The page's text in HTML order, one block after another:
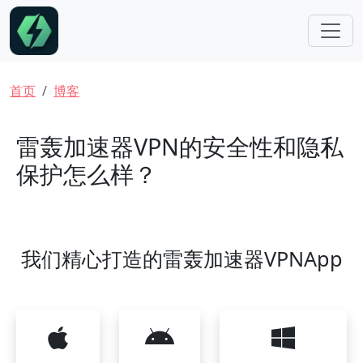
跳转到主要内容
面包屑
首页 博客
雷轰加速器VPN的安全性和隐私
保护怎么样？
我们精心打造的雷轰加速器VPNApp